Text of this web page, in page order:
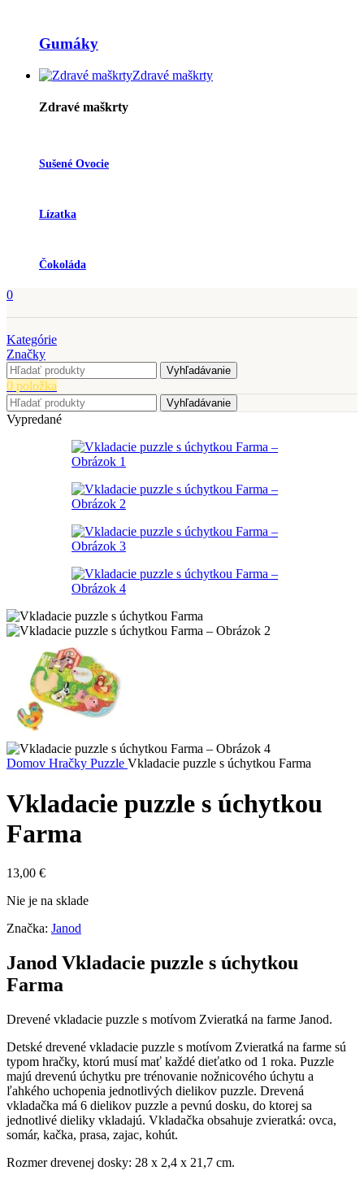
Gumáky
Zdravé maškrty
Zdravé maškrty
Sušené Ovocie
Lízatka
Čokoláda
0
Kategórie
Značky
Vyhľadávanie
0 položka
Vyhľadávanie
Vypredané
Domov Hračky Puzzle Vkladacie puzzle s úchytkou Farma
Vkladacie puzzle s úchytkou
Farma
13,00 €
Nie je na sklade
Značka: Janod
Janod Vkladacie puzzle s úchytkou
Farma
Drevené vkladacie puzzle s motívom Zvieratká na farme Janod.
Detské drevené vkladacie puzzle s motívom Zvieratká na farme sú
typom hračky, ktorú musí mať každé dieťatko od 1 roka. Puzzle
majú drevenú úchytku pre trénovanie nožnicového úchytu a
ľahkého uchopenia jednotlivých dielikov puzzle. Drevená
vkladačka má 6 dielikov puzzle a pevnú dosku, do ktorej sa
jednotlivé dieliky vkladajú. Vkladačka obsahuje zvieratká: ovca,
somár, kačka, prasa, zajac, kohút.
Rozmer drevenej dosky: 28 x 2,4 x 21,7 cm.